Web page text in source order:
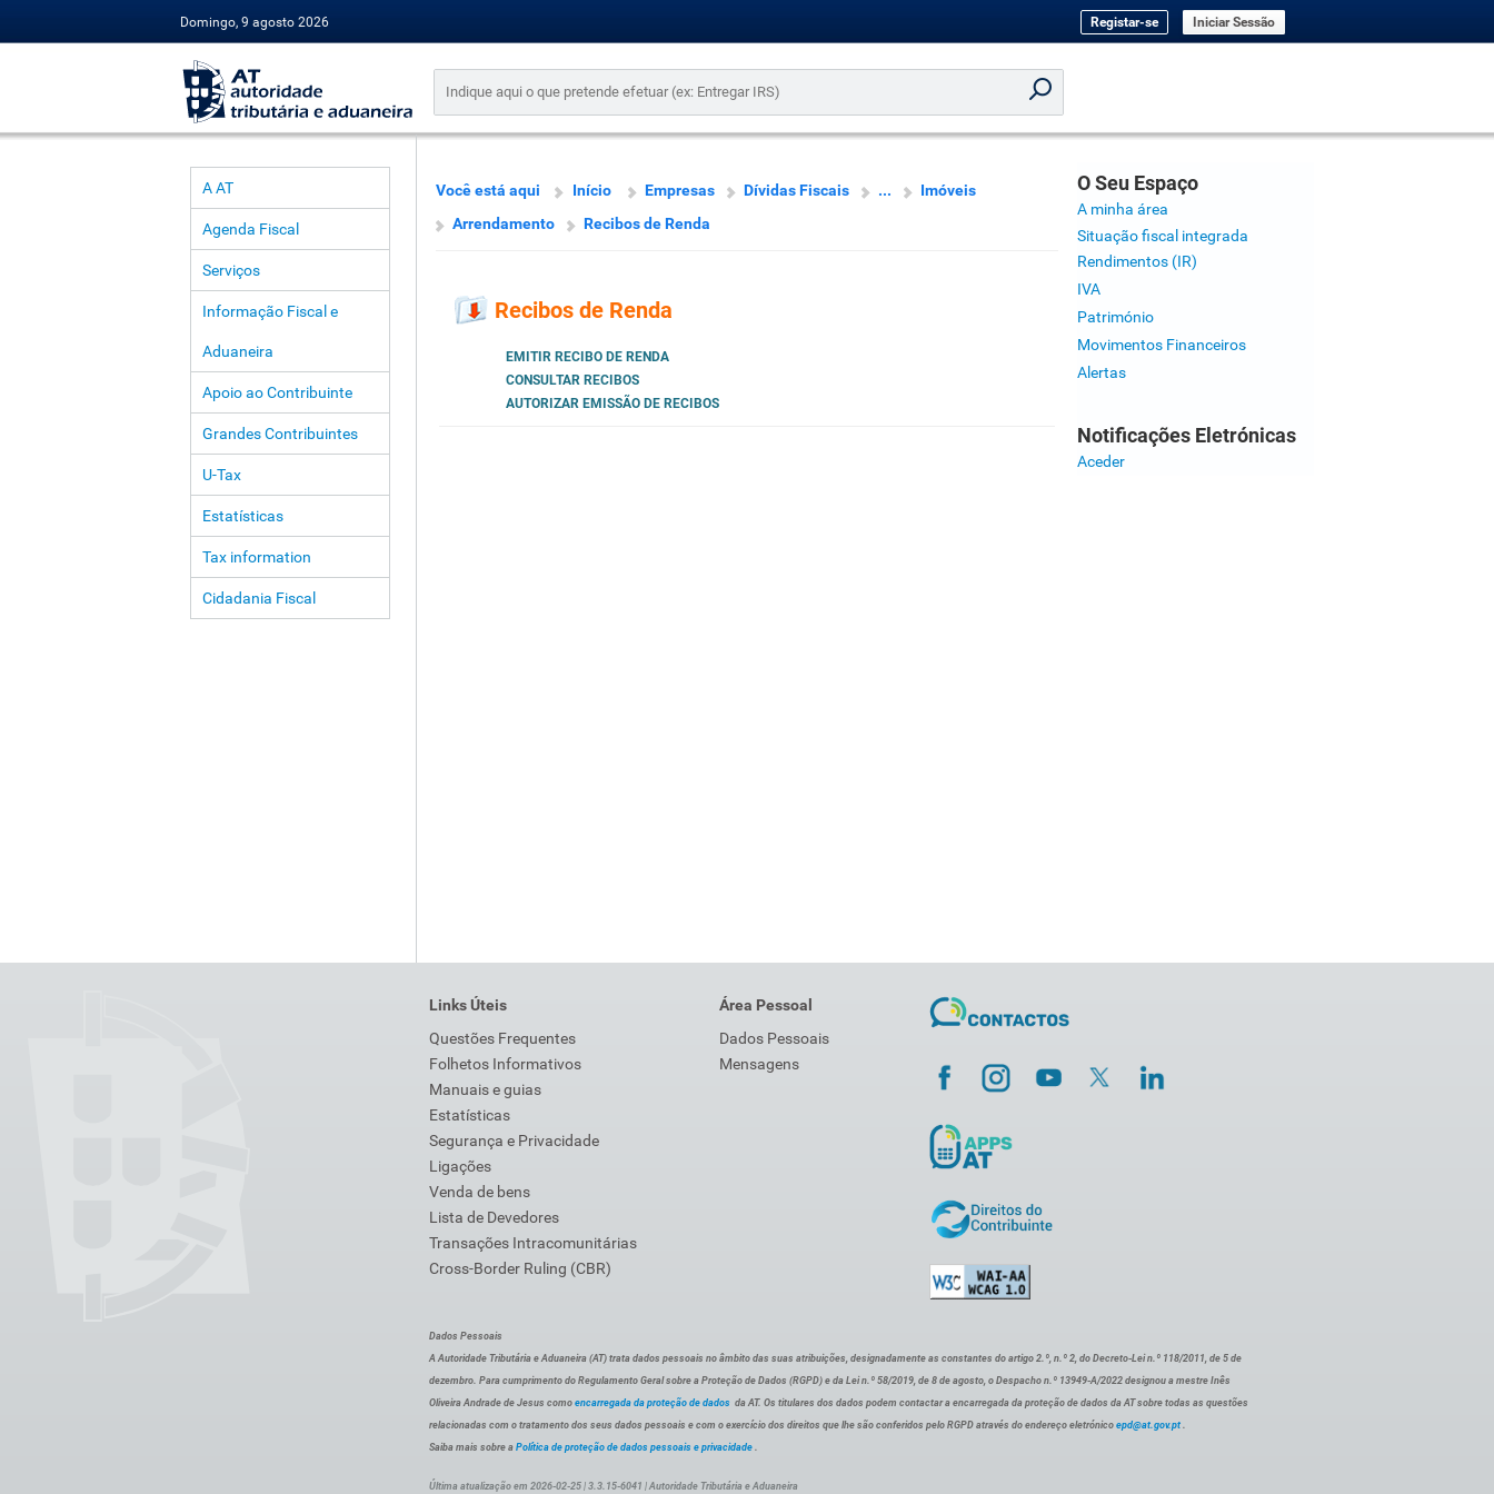
Domingo, 9 agosto 2026 Registar-se Iniciar Sessão
A AT
Agenda Fiscal
Serviços
Informação Fiscal e
Aduaneira
Apoio ao Contribuinte
Grandes Contribuintes
U-Tax
Estatísticas
Tax information
Cidadania Fiscal
Você está aqui Início Empresas Dívidas Fiscais ...
Imóveis
Arrendamento
Recibos de Renda
Recibos de Renda
EMITIR RECIBO DE RENDA
CONSULTAR RECIBOS
AUTORIZAR EMISSÃO DE RECIBOS
O Seu Espaço
A minha área
Situação fiscal integrada
Rendimentos (IR)
IVA
Património
Movimentos Financeiros
Alertas
Notificações Eletrónicas
Aceder
Links Úteis
Questões Frequentes
Folhetos Informativos
Manuais e guias
Estatísticas
Segurança e Privacidade
Ligações
Venda de bens
Lista de Devedores
Transações Intracomunitárias
Cross-Border Ruling (CBR)
Área Pessoal
Dados Pessoais
Mensagens
Dados Pessoais
A Autoridade Tributária e Aduaneira (AT) trata dados pessoais no âmbito das suas atribuições, designadamente as constantes do artigo 2.º, n.º 2, do Decreto-Lei n.º 118/2011, de 5 de
dezembro. Para cumprimento do Regulamento Geral sobre a Proteção de Dados (RGPD) e da Lei n.º 58/2019, de 8 de agosto, o Despacho n.º 13949-A/2022 designou a mestre Inês
Oliveira Andrade de Jesus como encarregada da proteção de dados da AT. Os titulares dos dados podem contactar a encarregada da proteção de dados da AT sobre todas as questões
relacionadas com o tratamento dos seus dados pessoais e com o exercício dos direitos que lhe são conferidos pelo RGPD através do endereço eletrónico epd@at.gov.pt .
Saiba mais sobre a Política de proteção de dados pessoais e privacidade .
Última atualização em 2026-02-25 | 3.3.15-6041 | Autoridade Tributária e Aduaneira